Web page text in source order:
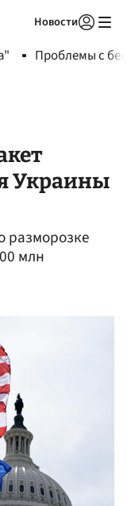
Новости
Проблемы с
Украины
разморозке
млн